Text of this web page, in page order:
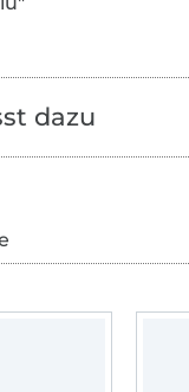
geht es
als DIY-
dazu